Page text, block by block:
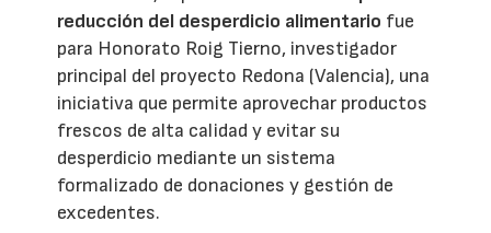
reducción del desperdicio alimentario fue
para Honorato Roig Tierno, investigador
principal del proyecto Redona (Valencia), una
iniciativa que permite aprovechar productos
frescos de alta calidad y evitar su
desperdicio mediante un sistema
formalizado de donaciones y gestión de
excedentes.